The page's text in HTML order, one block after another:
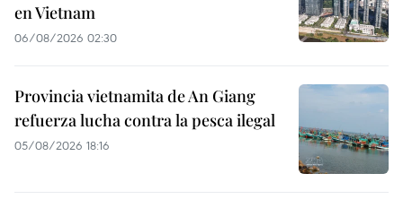
en Vietnam
06/08/2026 02:30
Provincia vietnamita de An Giang
refuerza lucha contra la pesca ilegal
05/08/2026 18:16